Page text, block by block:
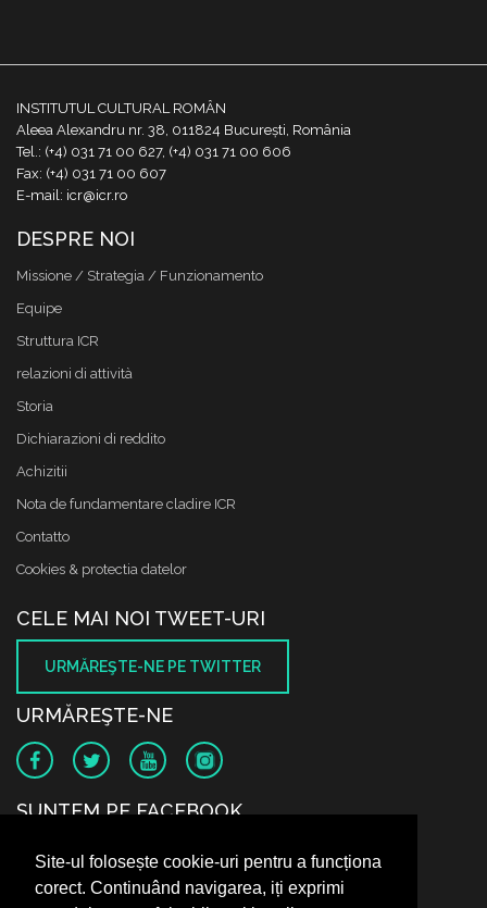
Site-ul folosește cookie-uri pentru a funcționa
corect. Continuând navigarea, iți exprimi
INSTITUTUL CULTURAL ROMÂN
Aleea Alexandru nr. 38, 011824 București, România
Tel.: (+4) 031 71 00 627, (+4) 031 71 00 606
Fax: (+4) 031 71 00 607
E-mail: icr@icr.ro
DESPRE NOI
Missione / Strategia / Funzionamento
Equipe
Struttura ICR
relazioni di attività
Storia
Dichiarazioni di reddito
Achizitii
Nota de fundamentare cladire ICR
Contatto
Cookies & protectia datelor
CELE MAI NOI TWEET-URI
URMĂREŞTE-NE PE TWITTER
URMĂREŞTE-NE
SUNTEM PE FACEBOOK